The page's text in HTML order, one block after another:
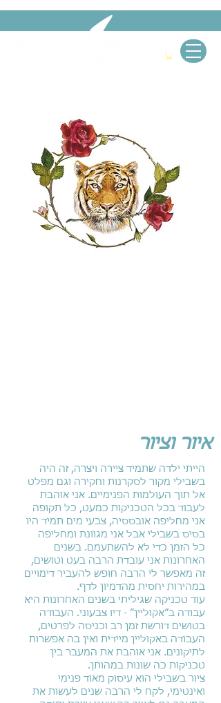
איור וציור
הייתי ילדה שתמיד ציירה ויצרה, זה היה
בשבילי מקור לסקרנות וחקירה וגם מפלט
אל תוך העולמות הפנימיים. אני אוהבת
לעבוד בכל הטכניקות כמעט, כל תקופה
אני מחליפה אובססיה, צבעי מים תמיד היו
בסיס בשבילי אבל אני מגוונת ומחליפה
כל הזמן כדי לא להשתעמם. בשנים
האחרונות אני עובדת הרבה בעט וטושים,
זה מאפשר לי הרבה חופש להעביר דימויים
במהירות יחסית מהדמיון לדף.
עוד טכניקה שגיליתי בשנים האחרונות היא
עבודה ב״אקוליין״ - דיו צבעוני. העבודה
בטושים דורשת זמן רב וכניסה לפרטים,
העבודה באקוליין מיידית ואין בה אפשרות
לתיקונים. אני אוהבת את המעבר בין
טכניקות כה שונות במהותן.
ציור בשבילי הוא עיסוק מאוד פנימי
ואינטימי, לקח לי הרבה שנים לעשות את